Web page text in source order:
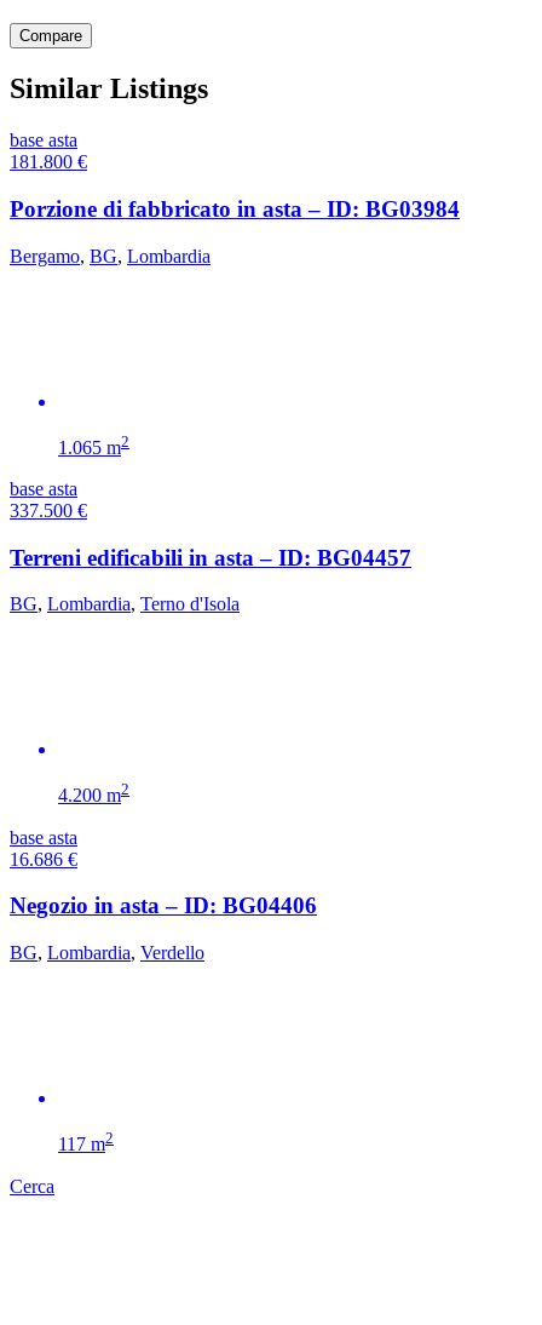
Compare
Similar Listings
base asta
181.800 €
Porzione di fabbricato in asta – ID: BG03984
Bergamo, BG, Lombardia
1.065 m2
base asta
337.500 €
Terreni edificabili in asta – ID: BG04457
BG, Lombardia, Terno d'Isola
4.200 m2
base asta
16.686 €
Negozio in asta – ID: BG04406
BG, Lombardia, Verdello
117 m2
Cerca